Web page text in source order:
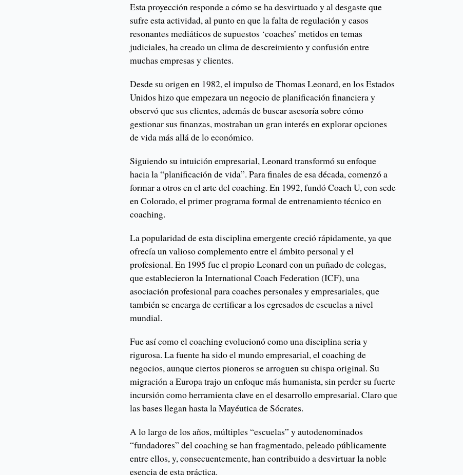
Esta proyección responde a cómo se ha desvirtuado y al desgaste que
sufre esta actividad, al punto en que la falta de regulación y casos
resonantes mediáticos de supuestos ‘coaches’ metidos en temas
judiciales, ha creado un clima de descreimiento y confusión entre
muchas empresas y clientes.
Desde su origen en 1982, el impulso de Thomas Leonard, en los Estados
Unidos hizo que empezara un negocio de planificación financiera y
observó que sus clientes, además de buscar asesoría sobre cómo
gestionar sus finanzas, mostraban un gran interés en explorar opciones
de vida más allá de lo económico.
Siguiendo su intuición empresarial, Leonard transformó su enfoque
hacia la “planificación de vida”. Para finales de esa década, comenzó a
formar a otros en el arte del coaching. En 1992, fundó Coach U, con sede
en Colorado, el primer programa formal de entrenamiento técnico en
coaching.
La popularidad de esta disciplina emergente creció rápidamente, ya que
ofrecía un valioso complemento entre el ámbito personal y el
profesional. En 1995 fue el propio Leonard con un puñado de colegas,
que establecieron la International Coach Federation (ICF), una
asociación profesional para coaches personales y empresariales, que
también se encarga de certificar a los egresados de escuelas a nivel
mundial.
Fue así como el coaching evolucionó como una disciplina seria y
rigurosa. La fuente ha sido el mundo empresarial, el coaching de
negocios, aunque ciertos pioneros se arroguen su chispa original. Su
migración a Europa trajo un enfoque más humanista, sin perder su fuerte
incursión como herramienta clave en el desarrollo empresarial. Claro que
las bases llegan hasta la Mayéutica de Sócrates.
A lo largo de los años, múltiples “escuelas” y autodenominados
“fundadores” del coaching se han fragmentado, peleado públicamente
entre ellos, y, consecuentemente, han contribuido a desvirtuar la noble
esencia de esta práctica.